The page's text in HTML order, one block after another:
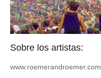
Sobre los artistas:
www.roemerandroemer.com